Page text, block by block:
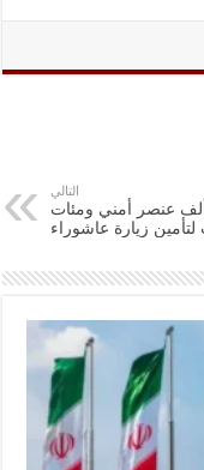
التالي
30 ألف عنصر أمني ومئات
زيارة عاشوراء